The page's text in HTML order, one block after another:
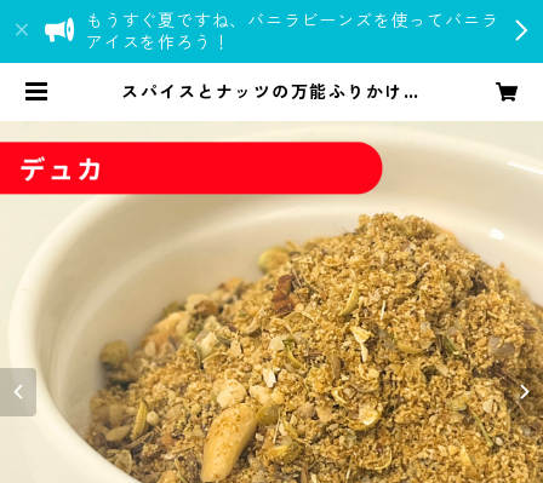
もうすぐ夏ですね、バニラビーンズを使ってバニラ
アイスを作ろう！
スパイスとナッツの万能ふりかけ